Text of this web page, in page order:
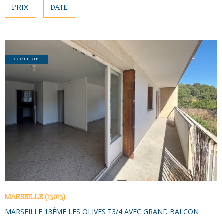
PRIX DATE
MARSEILLE (13013)
MARSEILLE 13ÈME LES OLIVES T3/4 AVEC GRAND BALCON
EXCLUSIF
VOIR LE BIEN
RÉFÉRENCE
CRITÈRES SUPPLÉMENTAIRES
Piscine
Parking
RECHERCHER